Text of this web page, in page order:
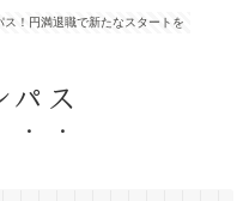
！円満退職で新たなスタートを
パス